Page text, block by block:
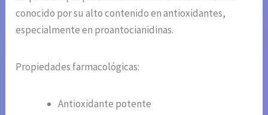
conocido por su alto contenido en antioxidantes,
especialmente en proantocianidinas.
Propiedades farmacológicas:
Antioxidante potente